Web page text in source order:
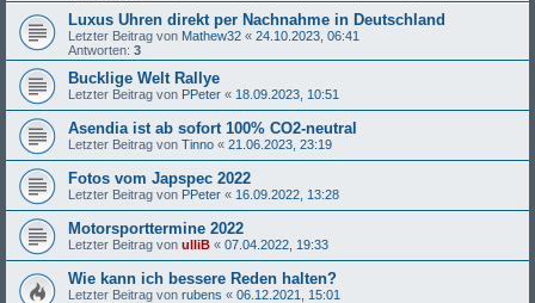
Luxus Uhren direkt per Nachnahme in Deutschland
Letzter Beitrag von Mathew32 « 24.10.2023, 06:41
Antworten: 3
Bucklige Welt Rallye
Letzter Beitrag von PPeter « 18.09.2023, 10:51
Asendia ist ab sofort 100% CO2-neutral
Letzter Beitrag von Tinno « 21.06.2023, 23:19
Fotos vom Japspec 2022
Letzter Beitrag von PPeter « 16.09.2022, 13:28
Motorsporttermine 2022
Letzter Beitrag von ulliB « 07.04.2022, 19:33
Wie kann ich bessere Reden halten?
Letzter Beitrag von rubens « 06.12.2021, 15:01